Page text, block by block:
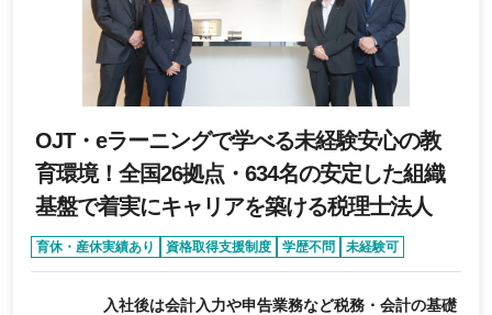
OJT・eラーニングで学べる未経験安心の教
育環境！全国26拠点・634名の安定した組織
基盤で着実にキャリアを築ける税理士法人
育休・産休実績あり 資格取得支援制度 学歴不問
未経験可
第二新卒歓迎
入社後は会計入力や申告業務など税務・会計の基礎